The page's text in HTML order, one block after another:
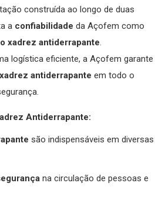
construída ao longo de duas
a confiabilidade da Açofem como
xadrez antiderrapante.
logística eficiente, a Açofem garante
antiderrapante em todo o
Antiderrapante:
são indispensáveis em diversas
na circulação de pessoas e